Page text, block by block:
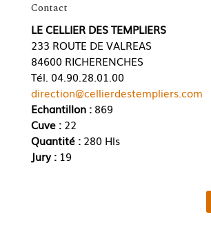
Contact
LE CELLIER DES TEMPLIERS
233 ROUTE DE VALREAS
84600 RICHERENCHES
Tél. 04.90.28.01.00
direction@cellierdestempliers.com
Echantillon :869
Cuve : 22
Quantité : 280 Hls
Jury : 19